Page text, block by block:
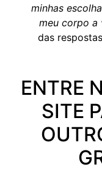
minhas
meu corpo a
das
ENTRE
SITE